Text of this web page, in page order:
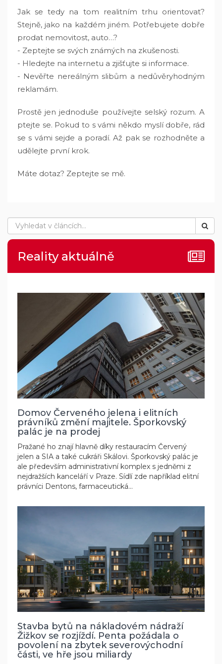
Jak se tedy na tom realitním trhu orientovat?
Stejně, jako na každém jiném. Potřebujete dobře
prodat nemovitost, auto…?
- Zeptejte se svých známých na zkušenosti.
- Hledejte na internetu a zjišťujte si informace.
- Nevěřte nereálným slibům a nedůvěryhodným
reklamám.
Prostě jen jednoduše používejte selský rozum. A
ptejte se. Pokud to s vámi někdo myslí dobře, rád
se s vámi sejde a poradí. Až pak se rozhodněte a
udělejte první krok.
Máte dotaz? Zeptejte se mě.
Reality aktuálně
Domov Červeného jelena i elitních
právníků změní majitele. Šporkovský
palác je na prodej
Pražané ho znají hlavně díky restauracím Červený
jelen a SIA a také cukráři Skálovi. Šporkovský palác je
ale především administrativní komplex s jedněmi z
nejdražších kanceláří v Praze. Sídlí zde například elitní
právníci Dentons, farmaceutická...
Stavba bytů na nákladovém nádraží
Žižkov se rozjíždí. Penta požádala o
povolení na zbytek severovýchodní
části, ve hře jsou miliardy